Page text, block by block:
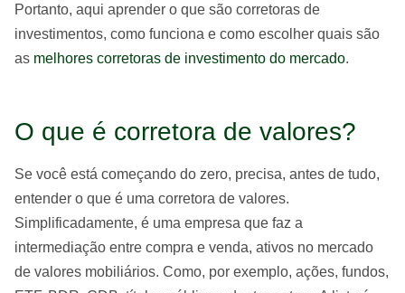
Portanto, aqui aprender o que são corretoras de
investimentos, como funciona e como escolher quais são
as melhores corretoras de investimento do mercado.
O que é corretora de valores?
Se você está começando do zero, precisa, antes de tudo,
entender o que é uma corretora de valores.
Simplificadamente, é uma empresa que faz a
intermediação entre compra e venda, ativos no mercado
de valores mobiliários. Como, por exemplo, ações, fundos,